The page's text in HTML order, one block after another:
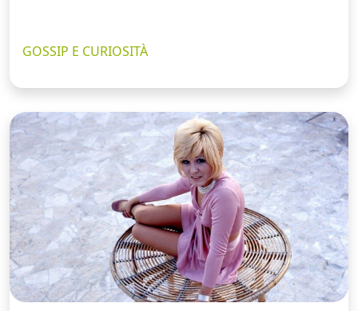
GOSSIP E CURIOSITÀ